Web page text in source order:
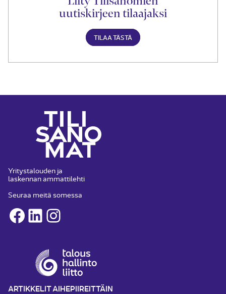
uutiskirjeen tilaajaksi
TILAA TÄSTÄ
Yritystalouden ja
laskennan ammattilehti
Seuraa meitä somessa
Facebook
LinkedInInstagram
ARTIKKELIT AIHEPIIREITTÄIN